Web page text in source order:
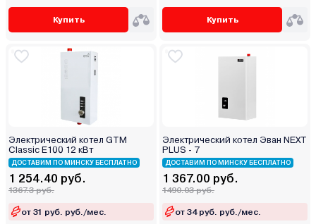
Купить Купить
Электрический котел GTM
Classic E100 12 кВт
ДОСТАВИМ ПО МИНСКУ БЕСПЛАТНО
1 254.40 руб.
1367.3 руб.
от 31 руб. руб./мес.
Электрический котел Эван NEXT
PLUS - 7
ДОСТАВИМ ПО МИНСКУ БЕСПЛАТНО
1 367.00 руб.
1490.03 руб.
от 34 руб. руб./мес.